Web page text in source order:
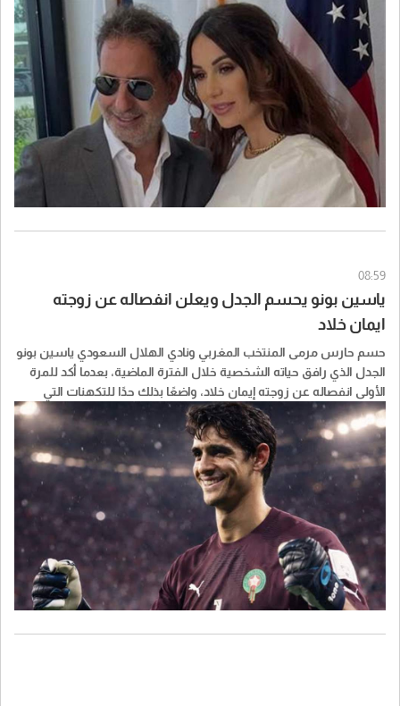
والوجهاء.
08:59
ياسين بونو يحسم الجدل ويعلن انفصاله عن زوجته
ايمان خلاد
حسم حارس مرمى المنتخب المغربي ونادي الهلال السعودي ياسين بونو
الجدل الذي رافق حياته الشخصية خلال الفترة الماضية، بعدما أكد للمرة
الأولى انفصاله عن زوجته إيمان خلاد، واضعًا بذلك حدًا للتكهنات التي
انتشرت على مواقع التواصل الاجتماعي.